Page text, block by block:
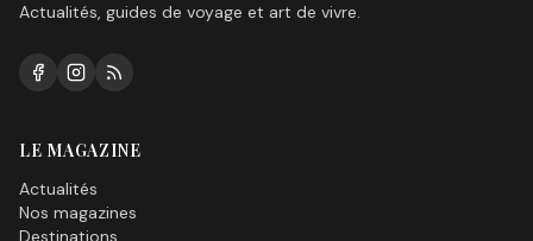
Actualités, guides de voyage et art de vivre.
LE MAGAZINE
Actualités
Nos magazines
Destinations